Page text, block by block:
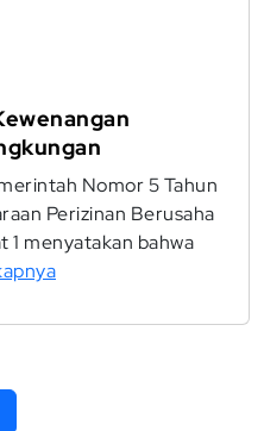
Nomor 5 Tahun
Perizinan Berusaha
1 menyatakan bahwa